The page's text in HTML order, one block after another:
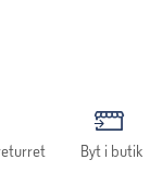
Byt i butik